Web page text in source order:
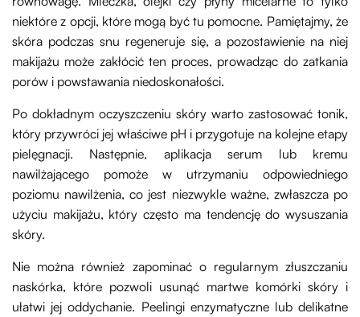
niektóre z opcji, które mogą być tu pomocne. Pamiętajmy, że
skóra podczas snu regeneruje się, a pozostawienie na niej
makijażu może zakłócić ten proces, prowadząc do zatkania
porów i powstawania niedoskonałości.
Po dokładnym oczyszczeniu skóry warto zastosować tonik,
który przywróci jej właściwe pH i przygotuje na kolejne etapy
pielęgnacji. Następnie, aplikacja serum lub kremu
nawilżającego pomoże w utrzymaniu odpowiedniego
poziomu nawilżenia, co jest niezwykle ważne, zwłaszcza po
użyciu makijażu, który często ma tendencję do wysuszania
skóry.
Nie można również zapominać o regularnym złuszczaniu
naskórka, które pozwoli usunąć martwe komórki skóry i
ułatwi jej oddychanie. Peelingi enzymatyczne lub delikatne